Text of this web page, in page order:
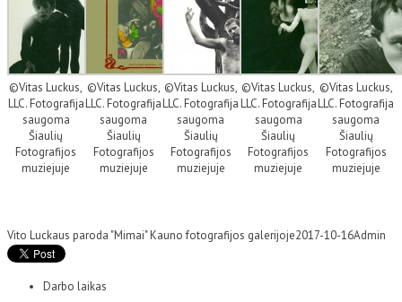
©Vitas Luckus,
LLC. Fotografija
saugoma
Šiaulių
Fotografijos
muziejuje
©Vitas Luckus,
LLC. Fotografija
saugoma
Šiaulių
Fotografijos
muziejuje
©Vitas Luckus,
LLC. Fotografija
saugoma
Šiaulių
Fotografijos
muziejuje
©Vitas Luckus,
LLC. Fotografija
saugoma
Šiaulių
Fotografijos
muziejuje
©Vitas Luckus,
LLC. Fotografija
saugoma
Šiaulių
Fotografijos
muziejuje
Vito Luckaus paroda "Mimai" Kauno fotografijos galerijoje2017-10-16Admin
Darbo laikas